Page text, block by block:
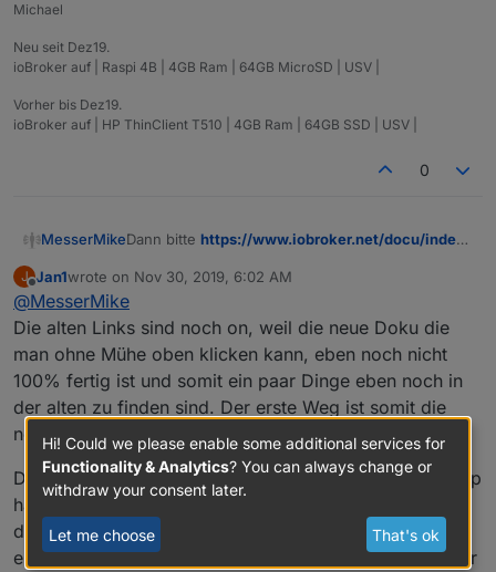
Michael
Neu seit Dez19.
ioBroker auf | Raspi 4B | 4GB Ram | 64GB MicroSD | USV |
Vorher bis Dez19.
ioBroker auf | HP ThinClient T510 | 4GB Ram | 64GB SSD | USV |
0
MesserMikeDann bitte https://www.iobroker.net/docu/index-
nehmen... verwirrt wenn es eben verschiedene
anleitungen gibt ohne Datumsangabe ;) Es steht
zwar ganz unten 26.1.19 aber ich kann ja ned
wissen das dies die alte Platform ist und es
andere versionen gibt...
langsam brauch i glaub ich
J
Offline
Jan1wrote on Nov 30, 2019, 6:02 AM
last edited by
@MesserMike
Die alten Links sind noch on, weil die neue Doku die
man ohne Mühe oben klicken kann, eben noch nicht
100% fertig ist und somit ein paar Dinge eben noch in
der alten zu finden sind. Der erste Weg ist somit die
neue und wenn da nix steht, in die alte.
Den Unterschied zischen standard und komplett Backup
hast jetzt aber verstanden und auch den Grund warum
das komplett Backup nun endlich Geschichte ist? Ich
erinnere mich nur ungern daran wie viel Threads es hier
Hi! Could we please enable some additional services for
Functionality & Analytics? You can always change or
withdraw your consent later.
Let me choose That's ok